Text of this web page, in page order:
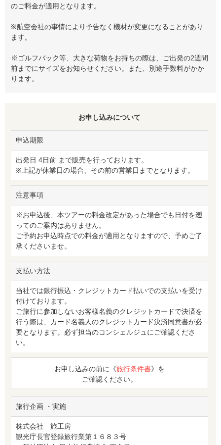
のご料金が適用となります。
※航空会社の事情により予告なく機材が変更になることがあり
ます。
※ゴルフバック等、大きな荷物をお持ちの際は、ご出発の2週間
前までにサイズをお知らせください。また、別途手数料がかか
ります。
お申し込みについて
申込期限
出発日 4日前 まで販売を行っております。
※上記が休業日の場合、その前の営業日までとなります。
注意事項
※お申込後、本ツアーの料金改定があった場合でも日付を遡
ってのご案内はありません。
ご予約お申込時点での料金が適用となりますので、予めご了
承くださいませ。
支払い方法
当社では銀行振込・クレジットカード払いでの支払いを受け
付けております。
ご旅行に参加しないお客様名義のクレジットカードで決済を
行う際は、カード名義人のクレジットカード決済同意書が必
要となります。必ず担当のコンシェルジュにご確認くださ
い。
お申し込みの前に《旅行条件書》を
ご確認ください。
旅行企画 ・実施
株式会社 旅工房
観光庁長官登録旅行業第１６８３号